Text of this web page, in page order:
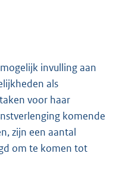
invulling aan
als
voor haar
komende
zijn een aantal
om te komen tot